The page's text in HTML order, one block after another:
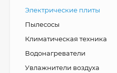
Электрические плиты
Пылесосы
Климатическая техника
Водонагреватели
Увлажнители воздуха